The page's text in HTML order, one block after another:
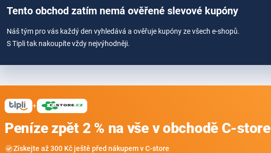
Tento obchod zatím nemá ověřené slevové kupóny
Náš tým pro vás každý den vyhledává a ověřuje kupóny ze všech e-shopů.
S Tipli tak nakoupíte vždy nejvýhodněji.
+
Peníze zpět 2 % na vše v obchodě C-store
Získejte až 300 Kč ještě před nákupem v C-store